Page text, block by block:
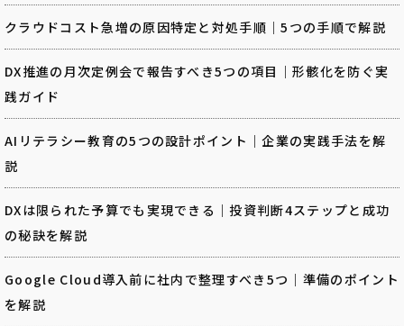
クラウドコスト急増の原因特定と対処手順｜5つの手順で解説
DX推進の月次定例会で報告すべき5つの項目｜形骸化を防ぐ実
践ガイド
AIリテラシー教育の5つの設計ポイント｜企業の実践手法を解
説
DXは限られた予算でも実現できる｜投資判断4ステップと成功
の秘訣を解説
Google Cloud導入前に社内で整理すべき5つ｜準備のポイント
を解説